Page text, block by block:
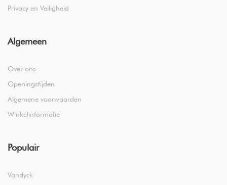
Privacy en Veiligheid
Algemeen
Over ons
Openingstijden
Algemene voorwaarden
Winkelinformatie
Populair
Vandyck